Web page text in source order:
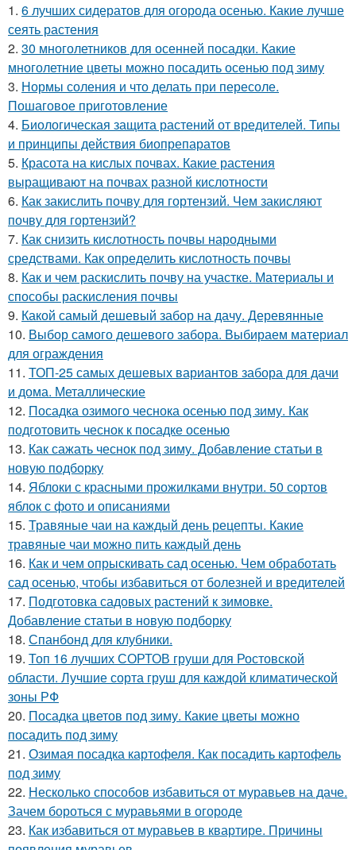
1. 6 лучших сидератов для огорода осенью. Какие лучше
сеять растения
2. 30 многолетников для осенней посадки. Какие
многолетние цветы можно посадить осенью под зиму
3. Нормы соления и что делать при пересоле.
Пошаговое приготовление
4. Биологическая защита растений от вредителей. Типы
и принципы действия биопрепаратов
5. Красота на кислых почвах. Какие растения
выращивают на почвах разной кислотности
6. Как закислить почву для гортензий. Чем закисляют
почву для гортензий?
7. Как снизить кислотность почвы народными
средствами. Как определить кислотность почвы
8. Как и чем раскислить почву на участке. Материалы и
способы раскисления почвы
9. Какой самый дешевый забор на дачу. Деревянные
10. Выбор самого дешевого забора. Выбираем материал
для ограждения
11. ТОП-25 самых дешевых вариантов забора для дачи
и дома. Металлические
12. Посадка озимого чеснока осенью под зиму. Как
подготовить чеснок к посадке осенью
13. Как сажать чеснок под зиму. Добавление статьи в
новую подборку
14. Яблоки с красными прожилками внутри. 50 сортов
яблок с фото и описаниями
15. Травяные чаи на каждый день рецепты. Какие
травяные чаи можно пить каждый день
16. Как и чем опрыскивать сад осенью. Чем обработать
сад осенью, чтобы избавиться от болезней и вредителей
17. Подготовка садовых растений к зимовке.
Добавление статьи в новую подборку
18. Спанбонд для клубники.
19. Топ 16 лучших СОРТОВ груши для Ростовской
области. Лучшие сорта груш для каждой климатической
зоны РФ
20. Посадка цветов под зиму. Какие цветы можно
посадить под зиму
21. Озимая посадка картофеля. Как посадить картофель
под зиму
22. Несколько способов избавиться от муравьев на даче.
Зачем бороться с муравьями в огороде
23. Как избавиться от муравьев в квартире. Причины